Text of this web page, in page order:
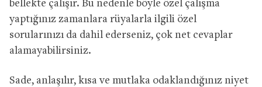
bellekte çalışır. Bu nedenle böyle özel çalışma
yaptığınız zamanlara rüyalarla ilgili özel
sorularınızı da dahil ederseniz, çok net cevaplar
alamayabilirsiniz.
Sade, anlaşılır, kısa ve mutlaka odaklandığınız niyet